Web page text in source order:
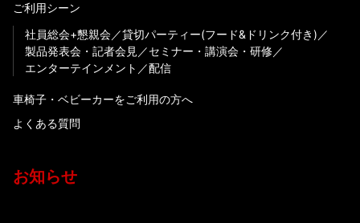
ご利用シーン
社員総会+懇親会
貸切パーティー(フード&ドリンク付き)
製品発表会・記者会見
セミナー・講演会・研修
エンターテインメント
配信
車椅子・ベビーカーをご利用の方へ
よくある質問
お知らせ